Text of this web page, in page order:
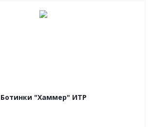
Ботинки "Хаммер" ИТР